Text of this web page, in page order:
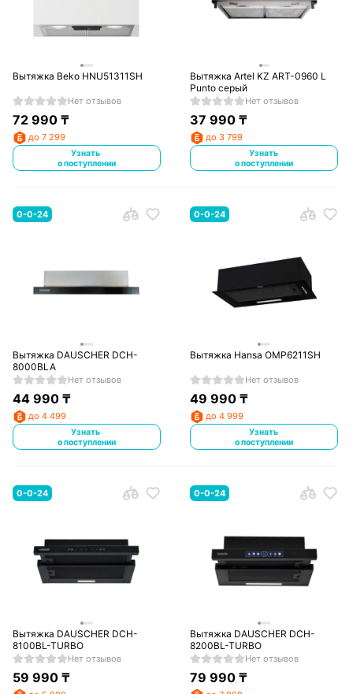
Вытяжка Beko HNU51311SH
Нет отзывов
72 990₸
до 7 299
Узнать
о поступлении
Вытяжка Artel KZ ART-0960 L
Punto серый
Нет отзывов
37 990 ₸
до 3 799
Узнать
о поступлении
0-0-24
Вытяжка DAUSCHER DCH-
8000BLA
Нет отзывов
44 990₸
до 4 499
Узнать
о поступлении
0-0-24
Вытяжка Hansa OMP6211SH
Нет отзывов
49 990 ₸
до 4 999
Узнать
о поступлении
0-0-24
Вытяжка DAUSCHER DCH-
8100BL-TURBO
Нет отзывов
59 990₸
0-0-24
Вытяжка DAUSCHER DCH-
8200BL-TURBO
Нет отзывов
79 990 ₸